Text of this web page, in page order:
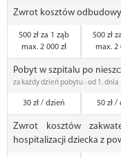
Zwrot kosztów
500 zł za 1 ząb
max. 2 000 zł
500 zł
max. 2
Pobyt w szpitalu po
za każdy dzień pobytu - od 1. dnia
30 zł / dzień 50 zł /
Zwrot kosztów
hospitalizacji dziecka z